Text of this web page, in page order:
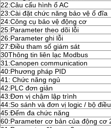
22:Câu cấu hình ổ AC
23:Cài đặt chức năng bảo vệ ổ đĩa
24:Công cụ bảo vệ động cơ
25:Parameter theo dõi lỗi
26:Parameter ghi lỗi
27:Điều tham số giám sát
30Thông tin liên lạc Modbus
31:Canopen communication
40:Phương pháp PID
41: Chức năng ngủ
42:PLC đơn giản
43:Đơn vị chậm lập trình
44:So sánh và đơn vị logic / bộ
45:Đếm đa chức năng
60:Parameter cơ bản của động cơ